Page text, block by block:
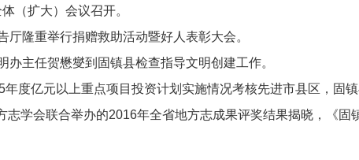
（扩大）会议召开。
隆重举行捐赠救助活动暨好人表彰大会。
主任贺懋燮到固镇县检查指导文明创建工作。
度亿元以上重点项目投资计划实施情况考核先进市县区，固镇
学会联合举办的2016年全省地方志成果评奖结果揭晓，《固